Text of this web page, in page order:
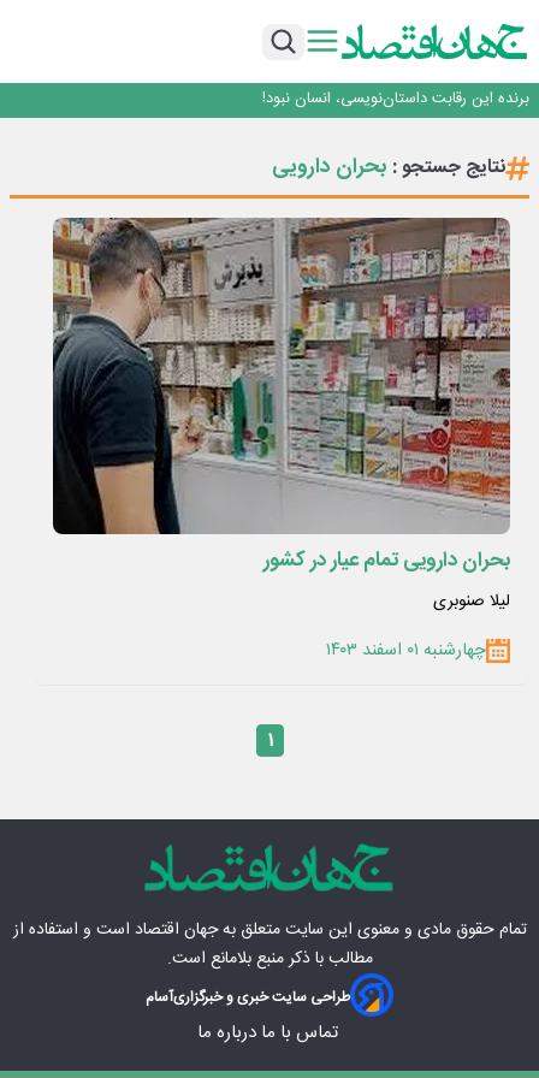
منطقه‌ای
بانک تجارت، تأمین‌کننده مالی پروژه بازسازی فازهای ۴ و ۵ پارس حنوبی
برنده این رقابت داستان‌نویسی، انسان نبود!
ایران، شریک راهبردی اتحادیه اقتصادی اوراسیا در مسیر توسعه تجارت و همگرایی
منطقه‌ای
نتایج جستجو : بحران دارویی
بحران دارویی تمام عیار در کشور
لیلا صنوبری
چهارشنبه ۰۱ اسفند ۱۴۰۳
۱
تمام حقوق مادی‌ و معنوی این سایت متعلق بهجهان اقتصاد است و استفاده از
مطالب با ذکر منبع بلامانع است.
طراحی سایت خبری و خبرگزاریآسام
تماس با ما درباره ما